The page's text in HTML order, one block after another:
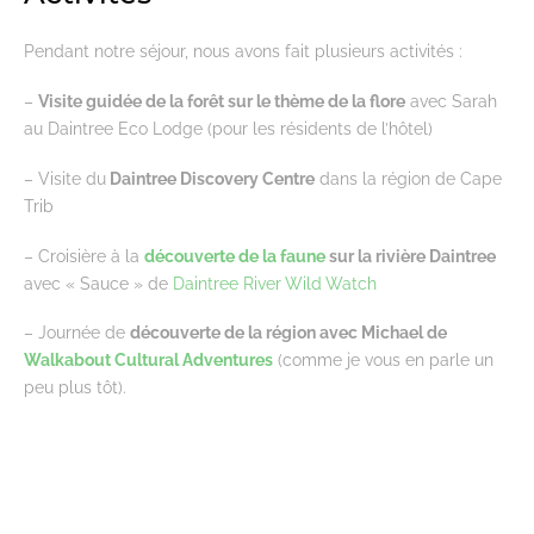
Pendant notre séjour, nous avons fait plusieurs activités :
– Visite guidée de la forêt sur le thème de la flore avec Sarah
au Daintree Eco Lodge (pour les résidents de l’hôtel)
– Visite du Daintree Discovery Centre dans la région de Cape
Trib
– Croisière à la découverte de la faunesur la rivière Daintree
avec « Sauce » de Daintree River Wild Watch
– Journée de découverte de la région avec Michael de
Walkabout Cultural Adventures (comme je vous en parle un
peu plus tôt).